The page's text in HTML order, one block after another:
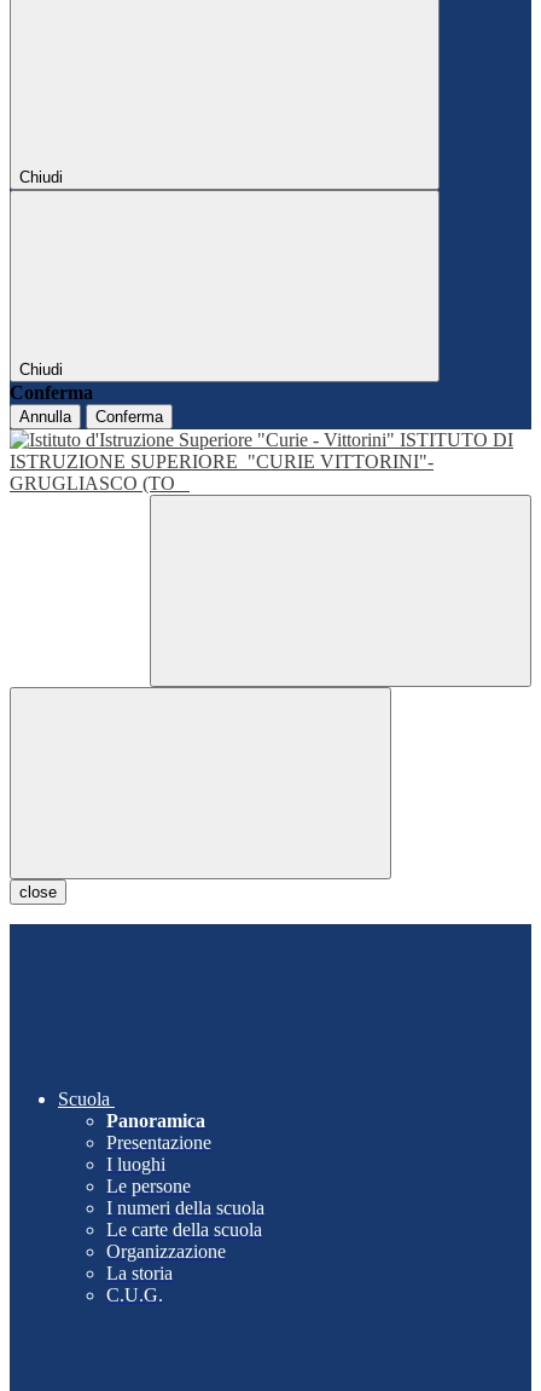
Chiudi
Chiudi
Conferma
Annulla Conferma
ISTITUTO DI
ISTRUZIONE SUPERIORE "CURIE VITTORINI"-
GRUGLIASCO (TO
close
Scuola
Panoramica
Presentazione
I luoghi
Le persone
I numeri della scuola
Le carte della scuola
Organizzazione
La storia
C.U.G.